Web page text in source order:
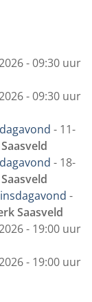
- 09:30 uur
- 09:30 uur
- 11-
- 18-
-
Saasveld
- 19:00 uur
- 19:00 uur